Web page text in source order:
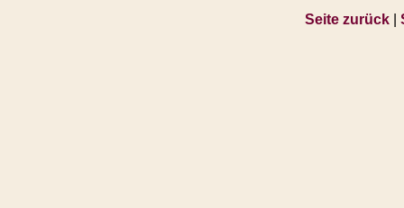
Seite zurück|